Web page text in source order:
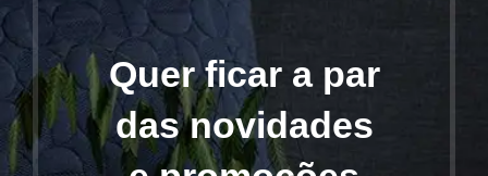
Quer ficar a par
das novidades